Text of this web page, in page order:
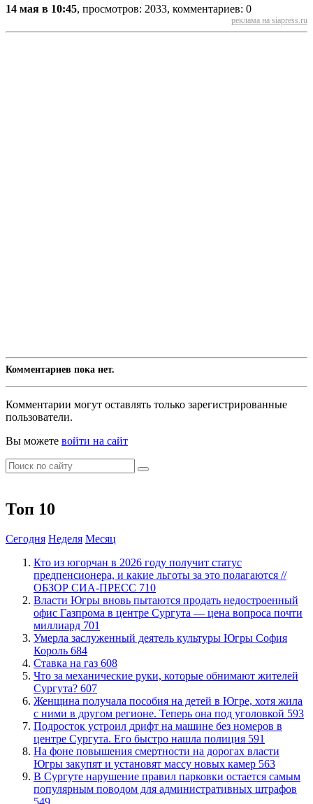
14 мая в 10:45, просмотров: 2033, комментариев: 0
реклама на siapress.ru
Комментариев пока нет.
Комментарии могут оставлять только зарегистрированные
пользователи.
Вы можете войти на сайт
Топ 10
Сегодня Неделя Месяц
Кто из югорчан в 2026 году получит статус
предпенсионера, и какие льготы за это полагаются //
ОБЗОР СИА-ПРЕСС 710
Власти Югры вновь пытаются продать недостроенный
офис Газпрома в центре Сургута — цена вопроса почти
миллиард 701
​Умерла заслуженный деятель культуры Югры София
Король 684
Ставка на газ 608
​Что за механические руки, которые обнимают жителей
Сургута? 607
Женщина получала пособия на детей в Югре, хотя жила
с ними в другом регионе. Теперь она под уголовкой 593
Подросток устроил дрифт на машине без номеров в
центре Сургута. Его быстро нашла полиция 591
На фоне повышения смертности на дорогах власти
Югры закупят и установят массу новых камер 563
В Сургуте нарушение правил парковки остается самым
популярным поводом для административных штрафов
549